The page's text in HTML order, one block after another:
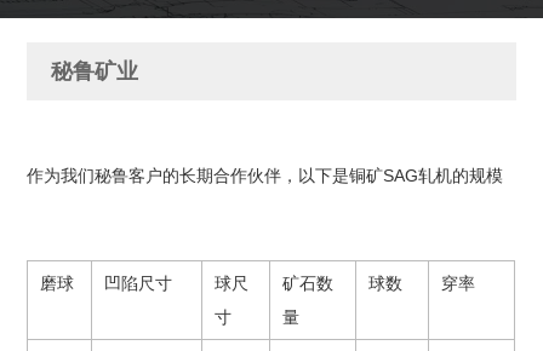
秘鲁矿业
作为我们秘鲁客户的长期合作伙伴，以下是铜矿SAG轧机的规模
磨球 凹陷尺寸
球尺
寸
矿石数
量
球数 穿率